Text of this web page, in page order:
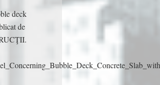
deck
de